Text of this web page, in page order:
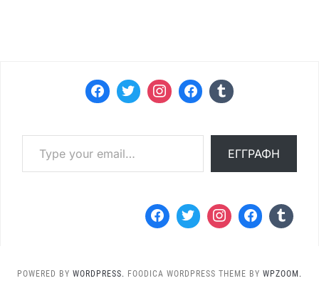
Type your email…
ΕΓΓΡΑΦΉ
POWERED BY WORDPRESS. FOODICA WORDPRESS THEME BY WPZOOM.